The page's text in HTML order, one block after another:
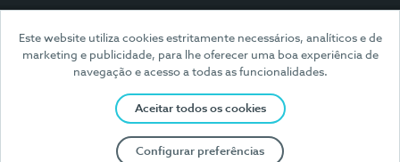
Este website utiliza cookies estritamente necessários, analíticos e de
marketing e publicidade, para lhe oferecer uma boa experiência de
navegação e acesso a todas as funcionalidades.
Aceitar todos os cookies
Configurar preferências